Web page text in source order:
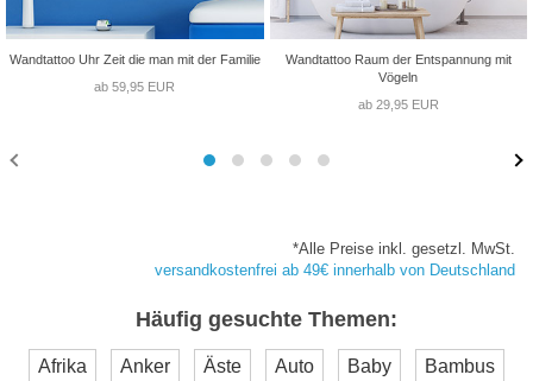
Wandtattoo Uhr Zeit die man mit der Familie
ab 59,95 EUR
Wandtattoo Raum der Entspannung mit
Vögeln
ab 29,95 EUR
*Alle Preise inkl. gesetzl. MwSt.
versandkostenfrei ab 49€ innerhalb von Deutschland
Häufig gesuchte Themen:
Afrika Anker Äste Auto Baby Bambus